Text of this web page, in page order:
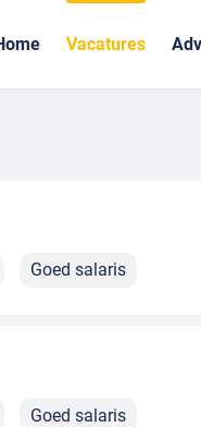
Vacatures
Goed salaris
Goed salaris